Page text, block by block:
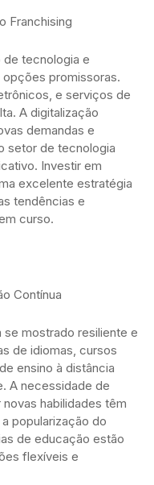
Franchising
de tecnologia e
promissoras.
e serviços de
A digitalização
demandas e
setor de tecnologia
Investir em
excelente estratégia
tendências e
curso.
Contínua
mostrado resiliente e
de idiomas, cursos
ensino à distância
A necessidade de
habilidades têm
popularização do
de educação estão
flexíveis e